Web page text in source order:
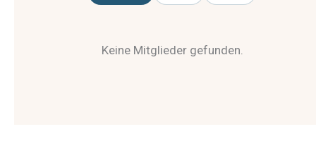
Keine Mitglieder gefunden.